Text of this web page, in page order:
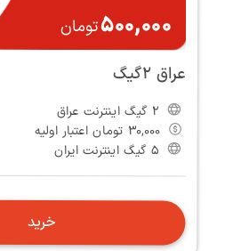
500,000تومان
عراق 2گیگ
2 گیگ اینترنت عراق
30,000 تومان اعتبار اولیه
5 گیگ اینترنت ایران
خرید